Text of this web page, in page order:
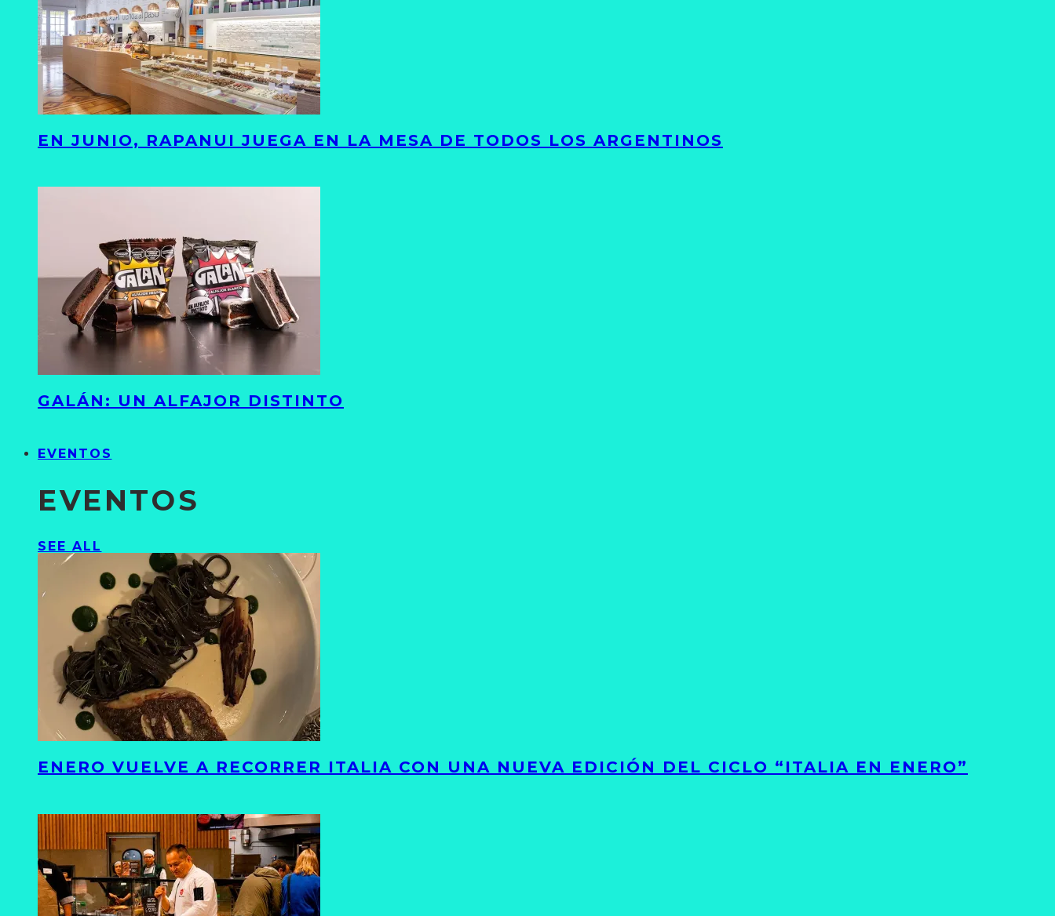
EN JUNIO, RAPANUI JUEGA EN LA MESA DE TODOS LOS ARGENTINOS
GALÁN: UN ALFAJOR DISTINTO
EVENTOS
EVENTOS
SEE ALL
ENERO VUELVE A RECORRER ITALIA CON UNA NUEVA EDICIÓN DEL CICLO “ITALIA EN ENERO”